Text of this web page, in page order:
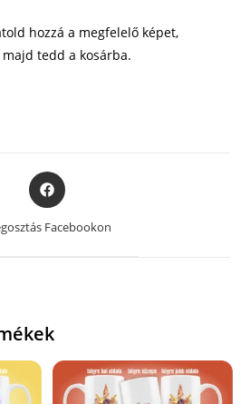
hozzá a megfelelő képet,
tedd a kosárba.
Opens
in
a
new
Facebookon